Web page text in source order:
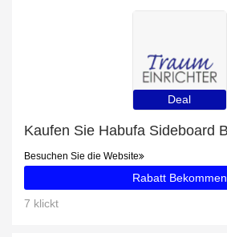
Deal
Besuchen Sie die Website
Rabatt Bekommen
7 klickt